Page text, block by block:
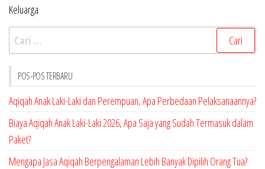
Keluarga
Cari
untuk:
POS-POS TERBARU
Aqiqah Anak Laki-Laki dan Perempuan, Apa Perbedaan Pelaksanaannya?
Biaya Aqiqah Anak Laki-Laki 2026, Apa Saja yang Sudah Termasuk dalam
Paket?
Mengapa Jasa Aqiqah Berpengalaman Lebih Banyak Dipilih Orang Tua?